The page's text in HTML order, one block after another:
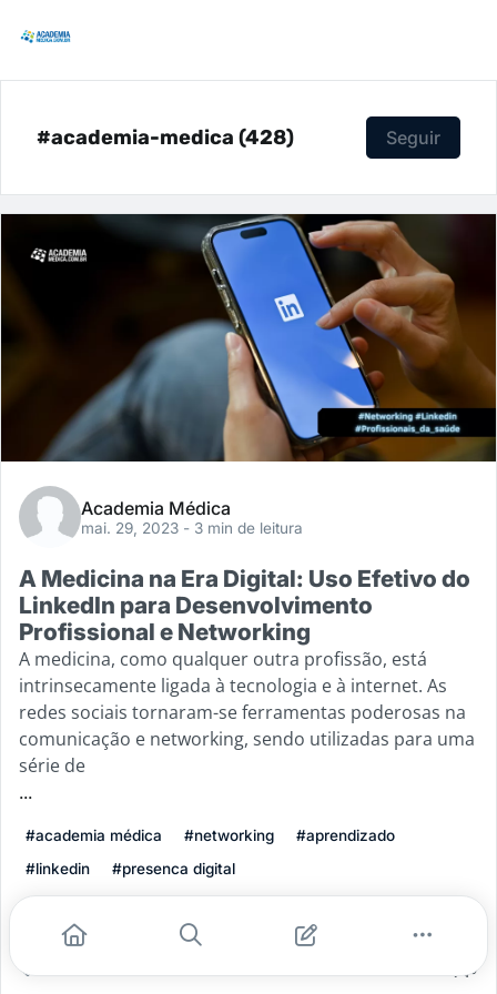
#academia-medica (428) Seguir
Academia Médica
mai. 29, 2023 - 3 min de leitura
A Medicina na Era Digital: Uso Efetivo do
LinkedIn para Desenvolvimento
Profissional e Networking
A medicina, como qualquer outra profissão, está
intrinsecamente ligada à tecnologia e à internet. As
redes sociais tornaram-se ferramentas poderosas na
comunicação e networking, sendo utilizadas para uma
série de
...
#academia médica #networking
#aprendizado
#linkedin
#presenca digital
Leia mais
0